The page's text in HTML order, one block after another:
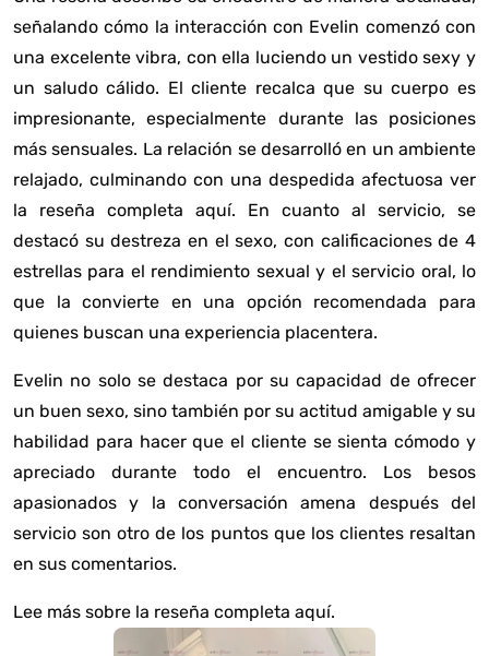
señalando cómo la interacción con Evelin comenzó con
una excelente vibra, con ella luciendo un vestido sexy y
un saludo cálido. El cliente recalca que su cuerpo es
impresionante, especialmente durante las posiciones
más sensuales. La relación se desarrolló en un ambiente
relajado, culminando con una despedida afectuosa ver
la reseña completa aquí. En cuanto al servicio, se
destacó su destreza en el sexo, con calificaciones de 4
estrellas para el rendimiento sexual y el servicio oral, lo
que la convierte en una opción recomendada para
quienes buscan una experiencia placentera.
Evelin no solo se destaca por su capacidad de ofrecer
un buen sexo, sino también por su actitud amigable y su
habilidad para hacer que el cliente se sienta cómodo y
apreciado durante todo el encuentro. Los besos
apasionados y la conversación amena después del
servicio son otro de los puntos que los clientes resaltan
en sus comentarios.
Lee más sobre la reseña completa aquí.